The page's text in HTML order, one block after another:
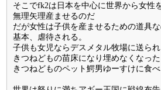
そこでfk2は日本を中心に世界から女性
無理矢理産ませるのだ
だが女性は子供を産ませるための道具
基本、虐待される。
子供も女児ならデスメタル牧場に送られ
きつねどもの苗床になり埋めなくなった
きつねどものペット鰐男ゆーすけに食